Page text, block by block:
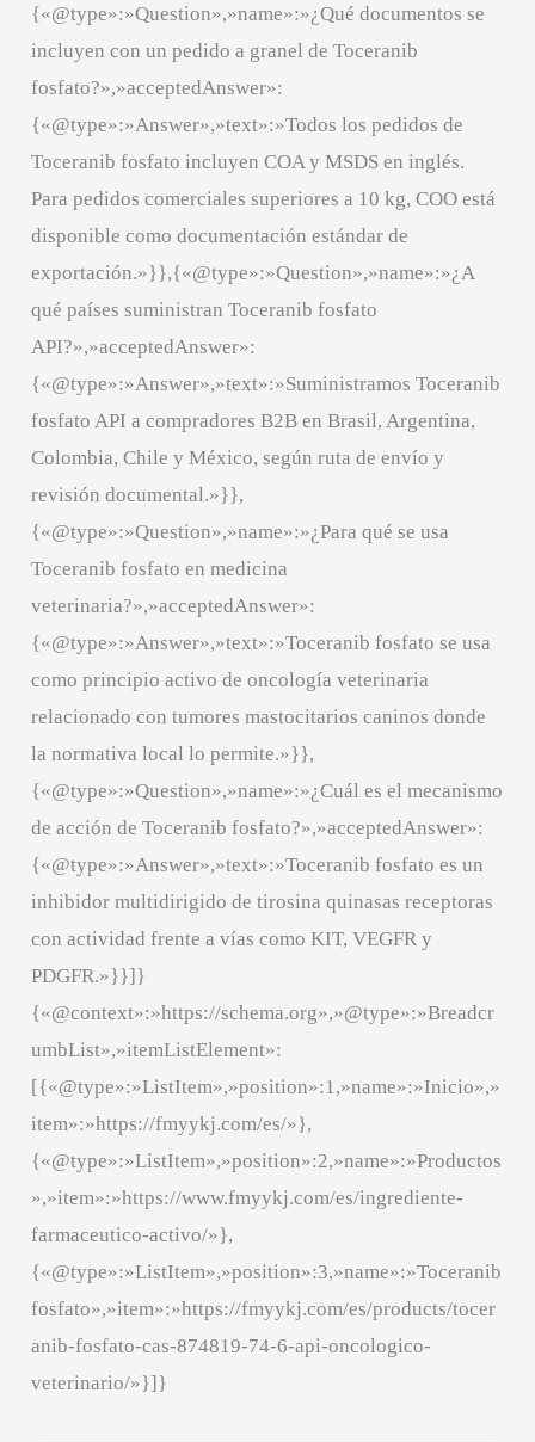
{«@type»:»Question»,»name»:»¿Qué documentos se
incluyen con un pedido a granel de Toceranib
fosfato?»,»acceptedAnswer»:
{«@type»:»Answer»,»text»:»Todos los pedidos de
Toceranib fosfato incluyen COA y MSDS en inglés.
Para pedidos comerciales superiores a 10 kg, COO está
disponible como documentación estándar de
exportación.»}},{«@type»:»Question»,»name»:»¿A
qué países suministran Toceranib fosfato
API?»,»acceptedAnswer»:
{«@type»:»Answer»,»text»:»Suministramos Toceranib
fosfato API a compradores B2B en Brasil, Argentina,
Colombia, Chile y México, según ruta de envío y
revisión documental.»}},
{«@type»:»Question»,»name»:»¿Para qué se usa
Toceranib fosfato en medicina
veterinaria?»,»acceptedAnswer»:
{«@type»:»Answer»,»text»:»Toceranib fosfato se usa
como principio activo de oncología veterinaria
relacionado con tumores mastocitarios caninos donde
la normativa local lo permite.»}},
{«@type»:»Question»,»name»:»¿Cuál es el mecanismo
de acción de Toceranib fosfato?»,»acceptedAnswer»:
{«@type»:»Answer»,»text»:»Toceranib fosfato es un
inhibidor multidirigido de tirosina quinasas receptoras
con actividad frente a vías como KIT, VEGFR y
PDGFR.»}}]}
{«@context»:»https://schema.org»,»@type»:»Breadcr
umbList»,»itemListElement»:
[{«@type»:»ListItem»,»position»:1,»name»:»Inicio»,»
item»:»https://fmyykj.com/es/»},
{«@type»:»ListItem»,»position»:2,»name»:»Productos
»,»item»:»https://www.fmyykj.com/es/ingrediente-
farmaceutico-activo/»},
{«@type»:»ListItem»,»position»:3,»name»:»Toceranib
fosfato»,»item»:»https://fmyykj.com/es/products/tocer
anib-fosfato-cas-874819-74-6-api-oncologico-
veterinario/»}]}